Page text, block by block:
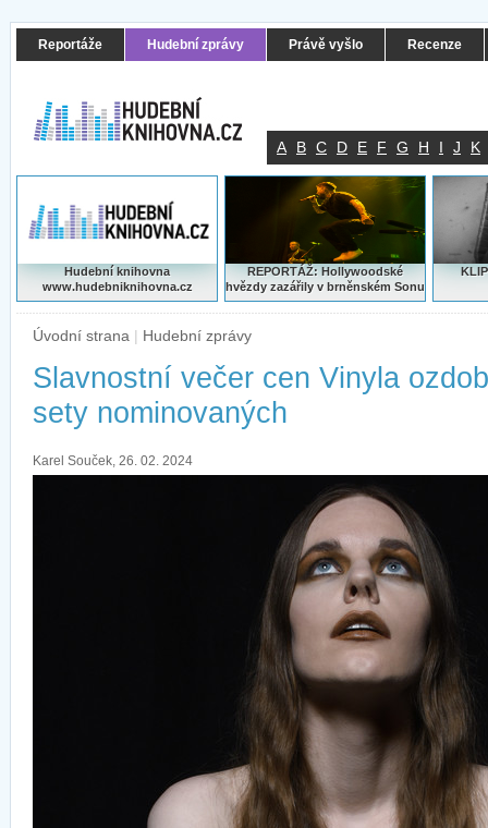
Reportáže Hudební zprávy Právě vyšlo Recenze
A B C D E F G H I J K
Hudební knihovna
www.hudebniknihovna.cz
REPORTÁŽ: Hollywoodské
hvězdy zazářily v brněnském Sonu
Úvodní strana | Hudební zprávy
Slavnostní večer cen Vinyla
sety nominovaných
Karel Souček, 26. 02. 2024